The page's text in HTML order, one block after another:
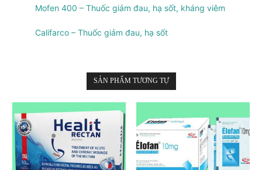
Mofen 400 – Thuốc giảm đau, hạ sốt, kháng viêm
Califarco – Thuốc giảm đau, hạ sốt
SẢN PHẨM TƯƠNG TỰ